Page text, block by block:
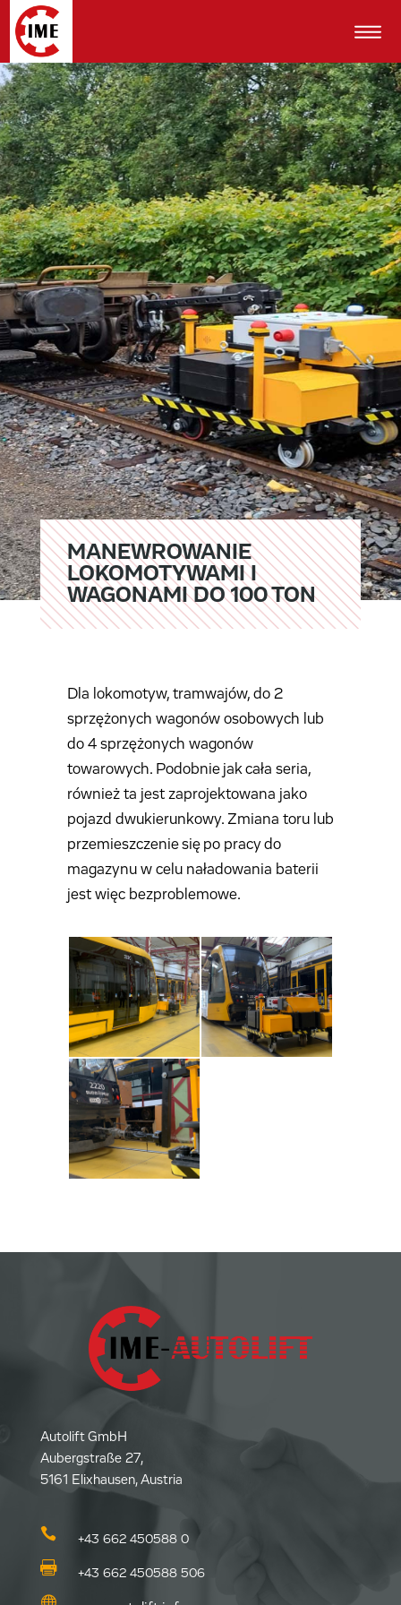
MANEWROWANIE
LOKOMOTYWAMI I
WAGONAMI DO 100 TON
Dla lokomotyw, tramwajów, do 2
sprzężonych wagonów osobowych lub
do 4 sprzężonych wagonów
towarowych. Podobnie jak cała seria,
również ta jest zaprojektowana jako
pojazd dwukierunkowy. Zmiana toru lub
przemieszczenie się po pracy do
magazynu w celu naładowania baterii
jest więc bezproblemowe.
Autolift GmbH
Aubergstraße 27,
5161 Elixhausen, Austria
 +43 662 450588 0
 +43 662 450588 506
